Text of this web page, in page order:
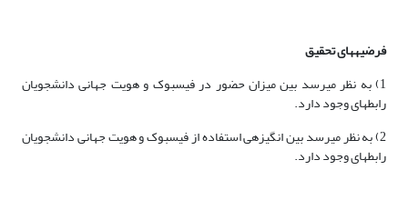
فرضیه‏های تحقیق
1) به نظر می­رسد بین میزان حضور در فیس­بوک و هویت جهانی دانشجویان
رابطه­ای وجود دارد.
2) به نظر می­رسد بین انگیزه­ی استفاده از فیس­بوک و هویت جهانی دانشجویان
رابطه­ای وجود دارد.